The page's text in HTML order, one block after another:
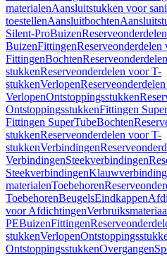
materialenAansluitstukken voor
toestellenAansluitbochten
Silent-ProBuizen
BuizenFittingenReserveonderdelen
FittingenBochten
stukkenReserveonderdelen voor T-
stukkenVerlopen
VerlopenOntstoppingsstukken
OntstoppingsstukkenFittingen
Fittingen SuperTubeBochten
stukkenReserveonderdelen voor T-
stukkenVerbindingen
VerbindingenSteekverbindingen
Steekverbindingen
materialenToebehoren
ToebehorenBeugelsEindkappen
voor Afdichtingen
PEBuizenFittingen
stukkenVerlopen
OntstoppingsstukkenOvergangen